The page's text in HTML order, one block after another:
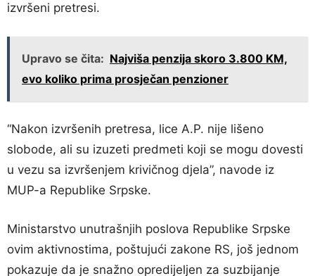
izvršeni pretresi.
Upravo se čita: Najviša penzija skoro 3.800 KM,
evo koliko prima prosječan penzioner
“Nakon izvršenih pretresa, lice A.P. nije lišeno
slobode, ali su izuzeti predmeti koji se mogu dovesti
u vezu sa izvršenjem krivičnog djela”, navode iz
MUP-a Republike Srpske.
Ministarstvo unutrašnjih poslova Republike Srpske
ovim aktivnostima, poštujući zakone RS, još jednom
pokazuje da je snažno opredijeljen za suzbijanje